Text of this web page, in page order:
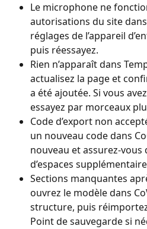
Le microphone ne
autorisations du site
réglages de l’appareil
puis réessayez.
Rien n’apparaît dans
actualisez la page et
a été ajoutée. Si vous
essayez par morceaux
Code d’export non
un nouveau code dans
nouveau et assurez-vous
d’espaces
Sections manquantes
ouvrez le modèle dans
structure, puis
Point de sauvegarde si